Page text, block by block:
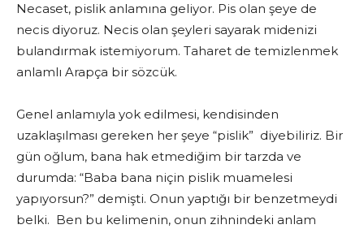
Necaset, pislik anlamına geliyor. Pis olan şeye de
necis diyoruz. Necis olan şeyleri sayarak midenizi
bulandırmak istemiyorum. Taharet de temizlenmek
anlamlı Arapça bir sözcük.
Genel anlamıyla yok edilmesi, kendisinden
uzaklaşılması gereken her şeye “pislik” diyebiliriz. Bir
gün oğlum, bana hak etmediğim bir tarzda ve
durumda: “Baba bana niçin pislik muamelesi
yapıyorsun?” demişti. Onun yaptığı bir benzetmeydi
belki. Ben bu kelimenin, onun zihnindeki anlam